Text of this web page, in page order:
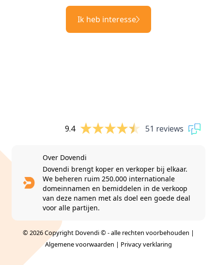
Ik heb interesse
9.4 51 reviews
Over Dovendi
Dovendi brengt koper en verkoper bij elkaar.
We beheren ruim 250.000 internationale
domeinnamen en bemiddelen in de verkoop
van deze namen met als doel een goede deal
voor alle partijen.
© 2026 Copyright Dovendi © - alle rechten voorbehouden |
Algemene voorwaarden | Privacy verklaring